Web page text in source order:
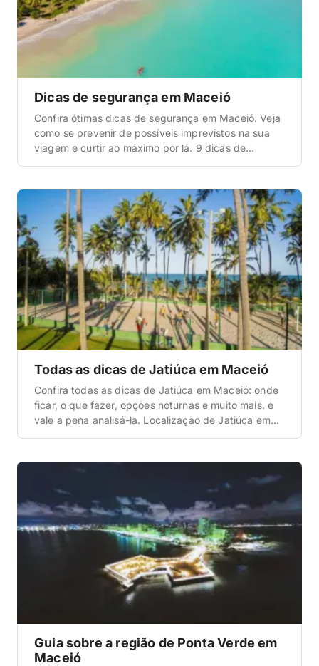
Dicas de segurança em Maceió
Confira ótimas dicas de segurança em Maceió. Veja
como se prevenir de possíveis imprevistos na sua
viagem e curtir ao máximo por lá. 9 dicas de
capital de Alagoas, Maceió, precisa ficar atento a
algumas informações importantes de […]
Todas as dicas de Jatiúca em Maceió
Confira todas as dicas de Jatiúca em Maceió: onde
ficar, o que fazer, opções noturnas e muito mais. e
vale a pena analisá-la. Localização de Jatiúca em
de Jatiúca. E, para saber sobre isso é muito simples.
Guia sobre a região de Ponta Verde em
Maceió